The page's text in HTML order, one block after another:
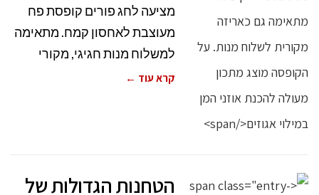
מציעה לחג פורים קופסת פח
מעוצבת לאחסון קמח. מתאימה
למשלוח מנות חגיגי, מקורי
קרא עוד ←
הטחנות הגדולות של